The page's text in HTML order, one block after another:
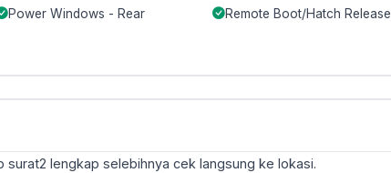
Power Windows - Rear Remote Boot/Hatch Release
lengkap selebihnya cek langsung ke lokasi.